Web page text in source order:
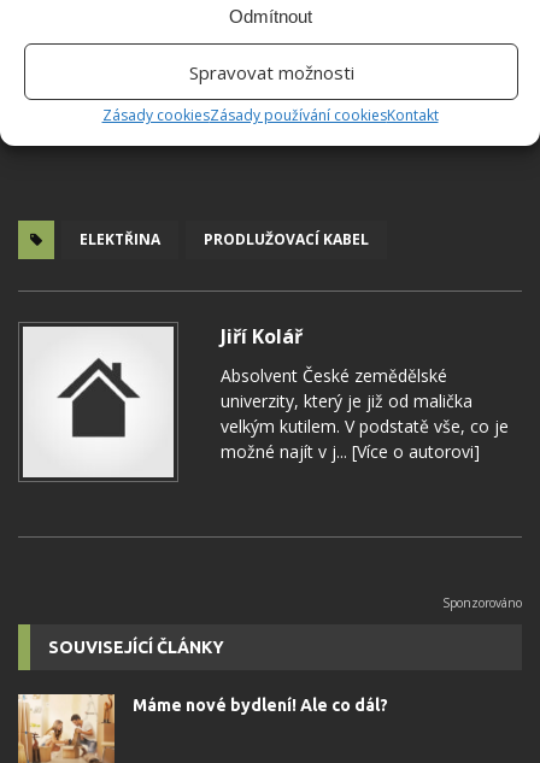
Odmítnout
Spravovat možnosti
Zásady cookiesZásady používání cookiesKontakt
ELEKTŘINA PRODLUŽOVACÍ KABEL
Jiří Kolář
Absolvent České zemědělské
univerzity, který je již od malička
velkým kutilem. V podstatě vše, co je
možné najít v j... [Více o autorovi]
SOUVISEJÍCÍ ČLÁNKY
Máme nové bydlení! Ale co dál?